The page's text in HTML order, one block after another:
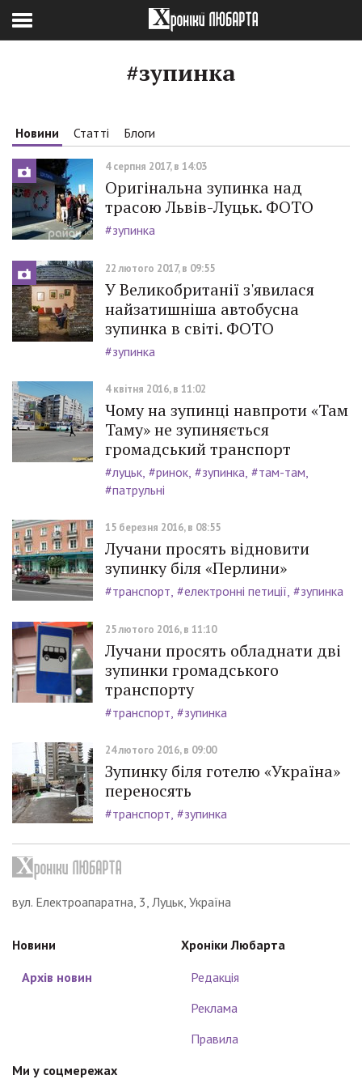
#зупинка
Новини Статті Блоги
4 серпня 2017, в 14:03
Оригінальна зупинка над
трасою Львів-Луцьк. ФОТО
#зупинка
22 лютого 2017, в 09:55
У Великобританії з'явилася
найзатишніша автобусна
зупинка в світі. ФОТО
#зупинка
4 квітня 2016, в 11:02
Чому на зупинці навпроти «Там
Таму» не зупиняється
громадський транспорт
#луцьк #ринок #зупинка #там-там
#патрульні
15 березня 2016, в 08:55
Лучани просять відновити
зупинку біля «Перлини»
#транспорт #електронні петиції #зупинка
25 лютого 2016, в 11:10
Лучани просять обладнати дві
зупинки громадського
транспорту
#транспорт #зупинка
24 лютого 2016, в 09:00
Зупинку біля готелю «Україна»
переносять
#транспорт #зупинка
вул. Електроапаратна, 3, Луцьк, Україна
Новини
Архів новин
Хроніки Любарта
Редакція
Реклама
Правила
Ми у соцмережах